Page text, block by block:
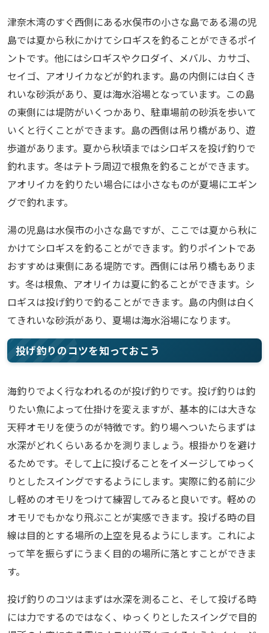
津奈木湾のすぐ西側にある水俣市の小さな島である湯の児
島では夏から秋にかけてシロギスを釣ることができるポイ
ントです。他にはシロギスやクロダイ、メバル、カサゴ、
セイゴ、アオリイカなどが釣れます。島の内側には白くき
れいな砂浜があり、夏は海水浴場となっています。この島
の東側には堤防がいくつかあり、駐車場前の砂浜を歩いて
いくと行くことができます。島の西側は吊り橋があり、遊
歩道があります。夏から秋頃まではシロギスを投げ釣りで
釣れます。冬はテトラ周辺で根魚を釣ることができます。
アオリイカを釣りたい場合には小さなものが夏場にエギン
グで釣れます。
湯の児島は水俣市の小さな島ですが、ここでは夏から秋に
かけてシロギスを釣ることができます。釣りポイントであ
おすすめは東側にある堤防です。西側には吊り橋もありま
す。冬は根魚、アオリイカは夏に釣ることができます。シ
ロギスは投げ釣りで釣ることができます。島の内側は白く
てきれいな砂浜があり、夏場は海水浴場になります。
投げ釣りのコツを知っておこう
海釣りでよく行なわれるのが投げ釣りです。投げ釣りは釣
りたい魚によって仕掛けを変えますが、基本的には大きな
天秤オモリを使うのが特徴です。釣り場へついたらまずは
水深がどれくらいあるかを測りましょう。根掛かりを避け
るためです。そして上に投げることをイメージしてゆっく
りとしたスイングでするようにします。実際に釣る前に少
し軽めのオモリをつけて練習してみると良いです。軽めの
オモリでもかなり飛ぶことが実感できます。投げる時の目
線は目的とする場所の上空を見るようにします。これによ
って竿を振らずにうまく目的の場所に落とすことができま
す。
投げ釣りのコツはまずは水深を測ること、そして投げる時
には力でするのではなく、ゆっくりとしたスイングで目的